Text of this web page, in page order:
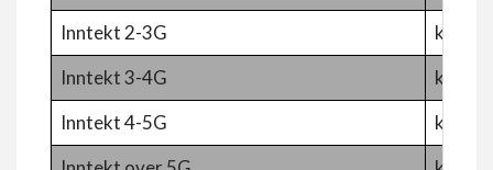
Inntekt 2-3G
kr.
Inntekt 3-4G
kr.
Inntekt 4-5G
kr.